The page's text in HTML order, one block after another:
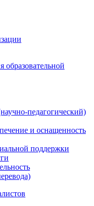
образовательной
педагогический)
и оснащенность
поддержки